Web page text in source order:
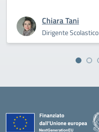
Chiara Tani
Dirigente Scolastico